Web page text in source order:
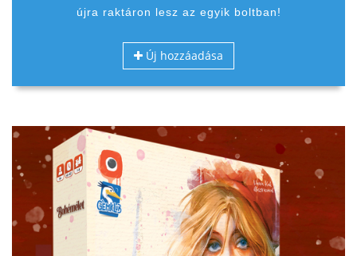
újra raktáron lesz az egyik boltban!
Új hozzáadása